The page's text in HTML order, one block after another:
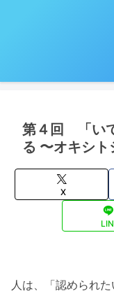
第４回 「い
る 〜オキシ
X
人は、「認められた